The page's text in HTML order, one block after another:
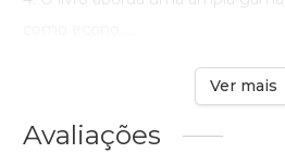
Ver mais
Avaliações